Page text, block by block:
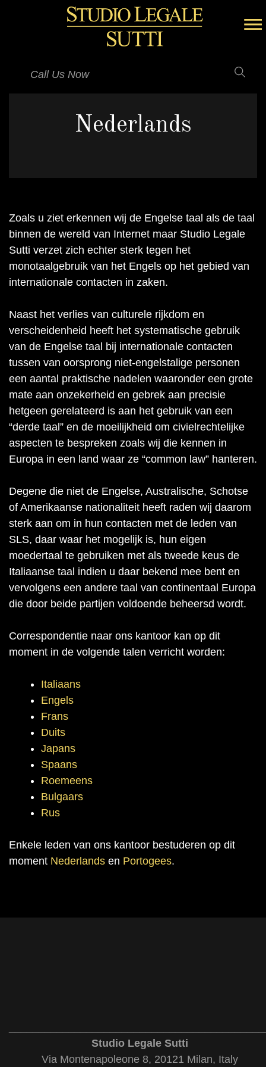
Call Us Now
Nederlands
Zoals u ziet erkennen wij de Engelse taal als de taal
binnen de wereld van Internet maar Studio Legale
Sutti verzet zich echter sterk tegen het
monotaalgebruik van het Engels op het gebied van
internationale contacten in zaken.
Naast het verlies van culturele rijkdom en
verscheidenheid heeft het systematische gebruik
van de Engelse taal bij internationale contacten
tussen van oorsprong niet-engelstalige personen
een aantal praktische nadelen waaronder een grote
mate aan onzekerheid en gebrek aan precisie
hetgeen gerelateerd is aan het gebruik van een
“derde taal” en de moeilijkheid om civielrechtelijke
aspecten te bespreken zoals wij die kennen in
Europa in een land waar ze “common law” hanteren.
Degene die niet de Engelse, Australische, Schotse
of Amerikaanse nationaliteit heeft raden wij daarom
sterk aan om in hun contacten met de leden van
SLS, daar waar het mogelijk is, hun eigen
moedertaal te gebruiken met als tweede keus de
Italiaanse taal indien u daar bekend mee bent en
vervolgens een andere taal van continentaal Europa
die door beide partijen voldoende beheersd wordt.
Correspondentie naar ons kantoor kan op dit
moment in de volgende talen verricht worden:
Italiaans
Engels
Frans
Duits
Japans
Spaans
Roemeens
Bulgaars
Rus
Enkele leden van ons kantoor bestuderen op dit
moment Nederlands en Portogees.
Studio Legale Sutti
Via Montenapoleone 8, 20121 Milan, Italy